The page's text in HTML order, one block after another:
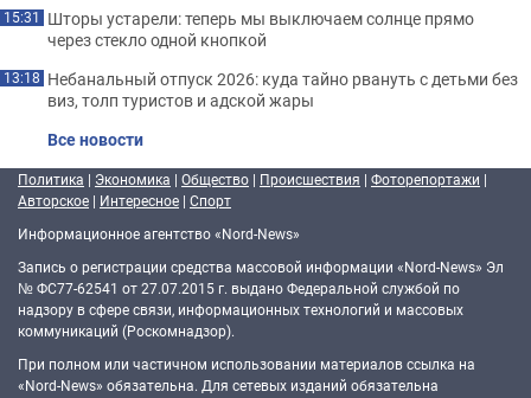
15:31 Шторы устарели: теперь мы выключаем солнце прямо
через стекло одной кнопкой
13:18 Небанальный отпуск 2026: куда тайно рвануть с детьми без
виз, толп туристов и адской жары
Все новости
Политика | Экономика | Общество | Происшествия | Фоторепортажи |
Авторское | Интересное | Спорт
Информационное агентство «Nord-News»
Запись о регистрации средства массовой информации «Nord-News» Эл
№ ФС77-62541 от 27.07.2015 г. выдано Федеральной службой по
надзору в сфере связи, информационных технологий и массовых
коммуникаций (Роскомнадзор).
При полном или частичном использовании материалов ссылка на
«Nord-News» обязательна. Для сетевых изданий обязательна